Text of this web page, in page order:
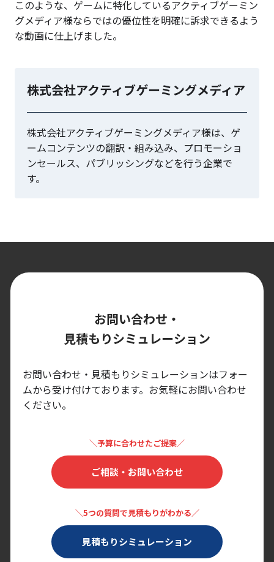
このような、ゲームに特化しているアクティブゲーミン
グメディア様ならではの優位性を明確に訴求できるよう
な動画に仕上げました。
株式会社アクティブゲーミングメディア
株式会社アクティブゲーミングメディア様は、ゲ
ームコンテンツの翻訳・組み込み、プロモーショ
ンセールス、パブリッシングなどを行う企業で
す。
お問い合わせ・
見積もりシミュレーション
お問い合わせ・見積もりシミュレーションはフォー
ムから受け付けております。 お気軽にお問い合わせ
ください。
＼予算に合わせたご提案／
ご相談・お問い合わせ
＼5つの質問で見積もりがわかる／
見積もりシミュレーション